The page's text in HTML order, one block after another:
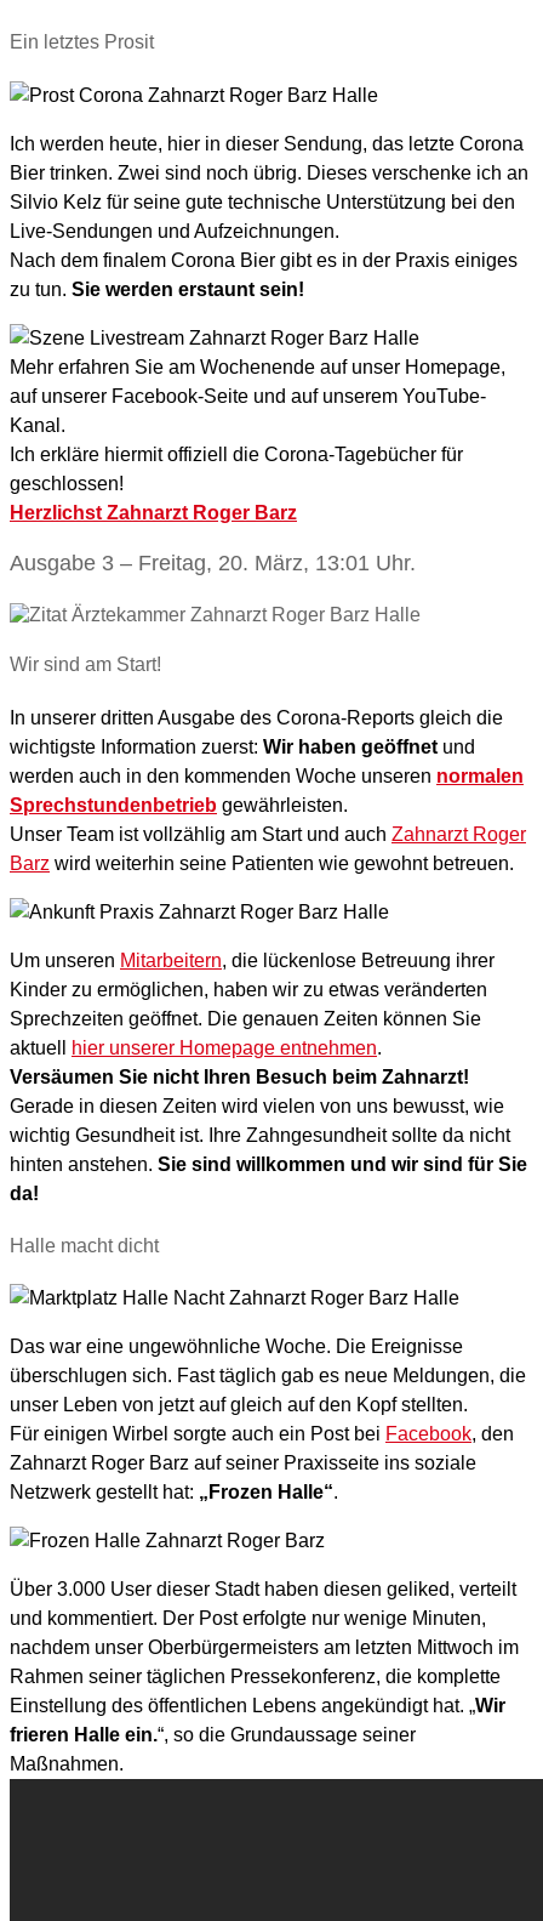
Ein letztes Prosit
Ich werden heute, hier in dieser Sendung, das letzte Corona
Bier trinken. Zwei sind noch übrig. Dieses verschenke ich an
Silvio Kelz für seine gute technische Unterstützung bei den
Live-Sendungen und Aufzeichnungen.
Nach dem finalem Corona Bier gibt es in der Praxis einiges
zu tun. Sie werden erstaunt sein!
Mehr erfahren Sie am Wochenende auf unser Homepage,
auf unserer Facebook-Seite und auf unserem YouTube-
Kanal.
Ich erkläre hiermit offiziell die Corona-Tagebücher für
geschlossen!
Herzlichst Zahnarzt Roger Barz
Ausgabe 3 – Freitag, 20. März, 13:01 Uhr.
Wir sind am Start!
In unserer dritten Ausgabe des Corona-Reports gleich die
wichtigste Information zuerst: Wir haben geöffnet und
werden auch in den kommenden Woche unseren normalen
Sprechstundenbetrieb gewährleisten.
Unser Team ist vollzählig am Start und auch Zahnarzt Roger
Barz wird weiterhin seine Patienten wie gewohnt betreuen.
Um unseren Mitarbeitern, die lückenlose Betreuung ihrer
Kinder zu ermöglichen, haben wir zu etwas veränderten
Sprechzeiten geöffnet. Die genauen Zeiten können Sie
aktuell
hier unserer Homepage entnehmen.
Versäumen Sie nicht Ihren Besuch beim Zahnarzt!
Gerade in diesen Zeiten wird vielen von uns bewusst, wie
wichtig Gesundheit ist. Ihre Zahngesundheit sollte da nicht
hinten anstehen. Sie sind willkommen und wir sind für Sie
da!
Halle macht dicht
Das war eine ungewöhnliche Woche. Die Ereignisse
überschlugen sich. Fast täglich gab es neue Meldungen, die
unser Leben von jetzt auf gleich auf den Kopf stellten.
Für einigen Wirbel sorgte auch ein Post bei Facebook, den
Zahnarzt Roger Barz auf seiner Praxisseite ins soziale
Netzwerk gestellt hat: „Frozen Halle“.
Über 3.000 User dieser Stadt haben diesen geliked, verteilt
und kommentiert. Der Post erfolgte nur wenige Minuten,
nachdem unser Oberbürgermeisters am letzten Mittwoch im
Rahmen seiner täglichen Pressekonferenz, die komplette
Einstellung des öffentlichen Lebens angekündigt hat. „Wir
frieren Halle ein.“, so die Grundaussage seiner
Maßnahmen.